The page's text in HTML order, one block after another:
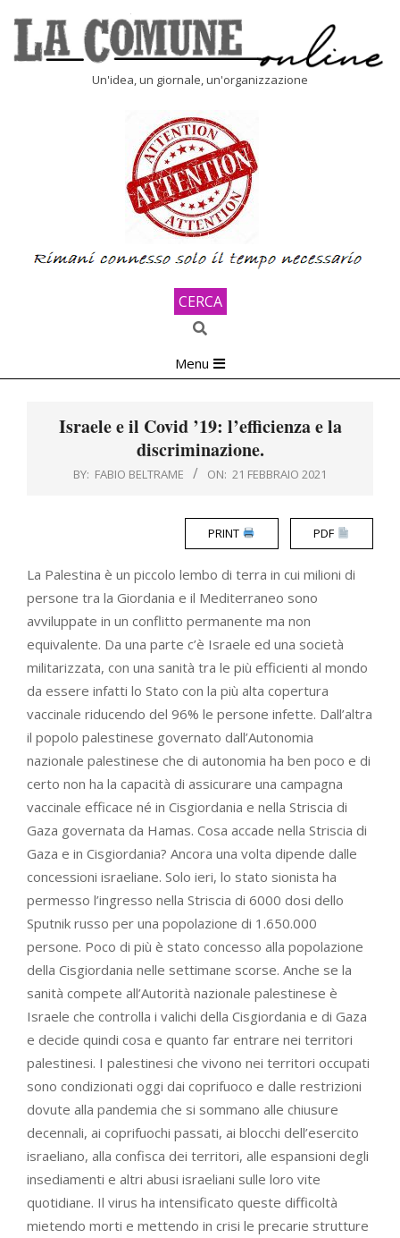
content
Un'idea, un giornale, un'organizzazione
CERCA
Search
Navigation
Menu
Israele e il Covid ’19: l’efficienza e la
discriminazione.
BY: FABIO BELTRAME ON: 21 FEBBRAIO 2021
PRINT PDF
La Palestina è un piccolo lembo di terra in cui milioni di
persone tra la Giordania e il Mediterraneo sono
avviluppate in un conflitto permanente ma non
equivalente. Da una parte c’è Israele ed una società
militarizzata, con una sanità tra le più efficienti al mondo
da essere infatti lo Stato con la più alta copertura
vaccinale riducendo del 96% le persone infette. Dall’altra
il popolo palestinese governato dall’Autonomia
nazionale palestinese che di autonomia ha ben poco e di
certo non ha la capacità di assicurare una campagna
vaccinale efficace né in Cisgiordania e nella Striscia di
Gaza governata da Hamas. Cosa accade nella Striscia di
Gaza e in Cisgiordania? Ancora una volta dipende dalle
concessioni israeliane. Solo ieri, lo stato sionista ha
permesso l’ingresso nella Striscia di 6000 dosi dello
Sputnik russo per una popolazione di 1.650.000
persone. Poco di più è stato concesso alla popolazione
della Cisgiordania nelle settimane scorse. Anche se la
sanità compete all’Autorità nazionale palestinese è
Israele che controlla i valichi della Cisgiordania e di Gaza
e decide quindi cosa e quanto far entrare nei territori
palestinesi. I palestinesi che vivono nei territori occupati
sono condizionati oggi dai coprifuoco e dalle restrizioni
dovute alla pandemia che si sommano alle chiusure
decennali, ai coprifuochi passati, ai blocchi dell’esercito
israeliano, alla confisca dei territori, alle espansioni degli
insediamenti e altri abusi israeliani sulle loro vite
quotidiane. Il virus ha intensificato queste difficoltà
mietendo morti e mettendo in crisi le precarie strutture